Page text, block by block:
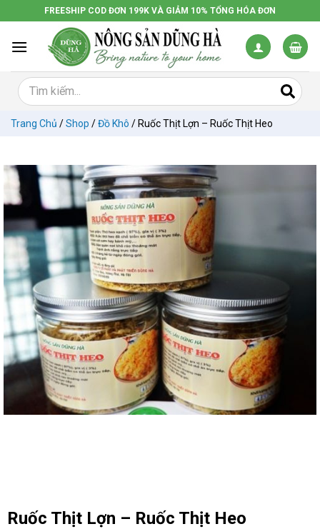
đến
dung
FREESHIP COD ĐƠN 199K VÀ GIẢM 10% TỔNG HÓA ĐƠN
Trang Chủ /Shop /Đồ Khô / Ruốc Thịt Lợn – Ruốc Thịt Heo
Ruốc Thịt Lợn – Ruốc Thịt Heo